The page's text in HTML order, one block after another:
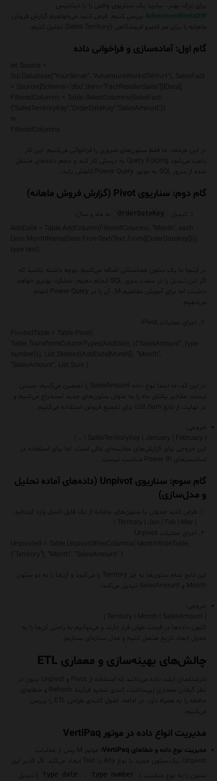
برای درک بهتر، بیایید یک سناریوی واقعی را با دیتابیس
AdventureWorksDW بررسی کنیم. فرض کنید می‌خواهیم گزارش فروش
ماهانه را برای هر قلمرو فروشگاهی (Sales Territory) تحلیل کنیم.
گام اول: آماده‌سازی و فراخوانی داده
let Source =
Sql.Database(“YourServer”, “AdventureWorksDW۲۰۱۹″), SalesFact
= Source{[Schema=”dbo”,Item=”FactResellerSales”]}[Data],
FilteredColumns = Table.SelectColumns(SalesFact,
{“SalesTerritoryKey”,”OrderDateKey”,”SalesAmount”})
in
FilteredColumns
در این مرحله، ما فقط ستون‌های ضروری را فراخوانی می‌کنیم. این کار
باعث می‌شود Query Folding به درستی کار کند و حجم داده‌های منتقل
شده از سرور SQL به موتور Power Query کاهش یابد.
گام دوم: سناریوی Pivot (گزارش فروش ماهانه)
تبدیل OrderDateKey
به ماه و سال:
AddDate = Table.AddColumn(FilteredColumns, “Month”, each
Date.MonthName(Date.FromText(Text.From([OrderDateKey]))),
type text)
در اینجا ما یک ستون محاسباتی اضافه می‌کنیم. توجه داشته باشید که
اگر این تبدیل را در سمت سرور SQL انجام دهیم، عملکرد بهتری خواهد
داشت، اما برای آموزش مفاهیم M، آن را در Power Query انجام
می‌دهیم.
‌اجرای عملیات Pivot:
PivotedTable = Table.Pivot(
Table.TransformColumnTypes(AddDate, {{“SalesAmount”, type
number}}), List.Distinct(AddDate[Month]), “Month”,
“SalesAmount”, List.Sum )
در این کد، ما ابتدا نوع داده SalesAmount را تضمین می‌کنیم. سپس
لیست مقادیر یکتای ماه را به عنوان ستون‌های جدید استخراج می‌کنیم و
در نهایت از تابع List.Sum برای تجمیع فروش استفاده می‌کنیم.
خروجی:
این خروجی برای گزارش‌های مقایسه‌ای عالی است، اما برای استفاده در
اسلایسرهای Power BI مناسب نیست.
گام سوم: سناریوی Unpivot (داده‌های آماده تحلیل
و مدل‌سازی)
فرض کنید جدولی با ستون‌های ماهانه از یک فایل اکسل وارد کرده‌اید:
اجرای عملیات Unpivot:
Unpivoted = Table.UnpivotOtherColumns( MonthWideTable,
{“Territory”}, “Month”, “SalesAmount” )
این تابع تمام ستون‌ها به جز Territory را می‌گیرد و آن‌ها را به دو ستون
Month و SalesAmount تبدیل می‌کند.
خروجی:
اکنون داده‌ها در فرمت طولی قرار دارند و می‌توانیم به راحتی آن‌ها را به
جدول ابعاد تاریخ متصل کنیم و مدل ستاره‌ای بسازیم.
چالش‌های بهینه‌سازی و معماری ETL
کارشناسان ارشد داده می‌دانند که استفاده از Pivot و Unpivot بدون در
نظر گرفتن معماری زیرساخت، کندی شدید فرآیند Refresh و خطاهای
حافظه را به همراه دارد. در ادامه، اصول کلیدی طراحی ETL را بررسی
می‌کنیم.
مدیریت انواع داده در موتور VertiPaq
مدیریت نوع داده و خطاهای VertiPaq:
موتور M پس از عملیات
Unpivot، یک ستون جدید با نوع Any یا Text ایجاد می‌کند. اگر کاربر این
ستون را به نوع مناسب (
type number ، type date
) تبدیل